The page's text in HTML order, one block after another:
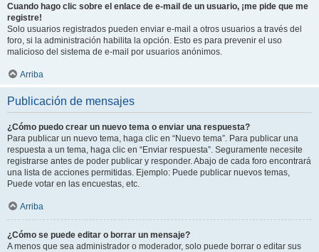
Cuando hago clic sobre el enlace de e-mail de un usuario, ¡me pide que me
registre!
Solo usuarios registrados pueden enviar e-mail a otros usuarios a través del
foro, si la administración habilita la opción. Esto es para prevenir el uso
malicioso del sistema de e-mail por usuarios anónimos.
Arriba
Publicación de mensajes
¿Cómo puedo crear un nuevo tema o enviar una respuesta?
Para publicar un nuevo tema, haga clic en “Nuevo tema”. Para publicar una
respuesta a un tema, haga clic en “Enviar respuesta”. Seguramente necesite
registrarse antes de poder publicar y responder. Abajo de cada foro encontrará
una lista de acciones permitidas. Ejemplo: Puede publicar nuevos temas,
Puede votar en las encuestas, etc.
Arriba
¿Cómo se puede editar o borrar un mensaje?
A menos que sea administrador o moderador, solo puede borrar o editar sus